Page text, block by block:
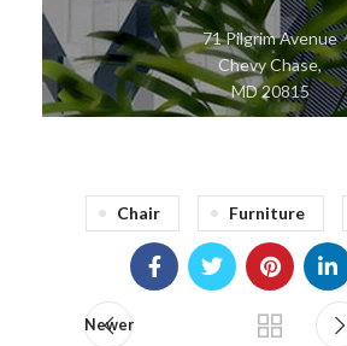
71 Pilgrim Avenue
Chevy Chase,
MD 20815
Chair Furniture
Newer